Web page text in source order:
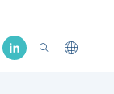
Chaise